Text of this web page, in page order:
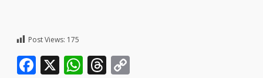
Post Views: 175
Facebook
X WhatsApp
Threads